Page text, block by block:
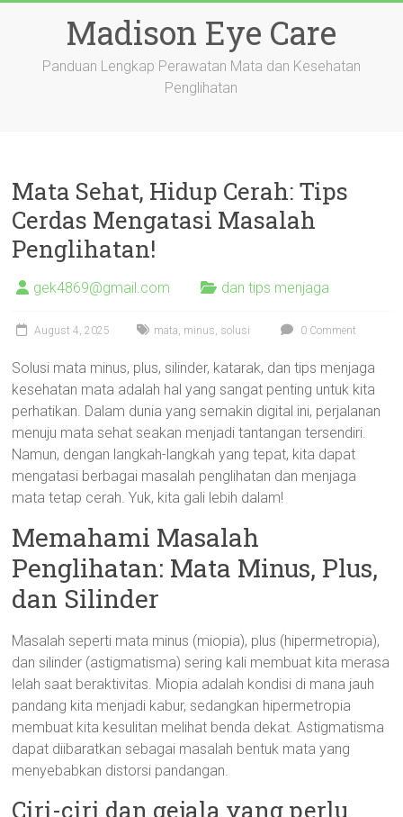
Madison Eye Care
Panduan Lengkap Perawatan Mata dan Kesehatan
Penglihatan
Mata Sehat, Hidup Cerah: Tips
Cerdas Mengatasi Masalah
Penglihatan!
gek4869@gmail.com dan tips menjaga
August 4, 2025 mata, minus, solusi 0 Comment
Solusi mata minus, plus, silinder, katarak, dan tips menjaga
kesehatan mata adalah hal yang sangat penting untuk kita
perhatikan. Dalam dunia yang semakin digital ini, perjalanan
menuju mata sehat seakan menjadi tantangan tersendiri.
Namun, dengan langkah-langkah yang tepat, kita dapat
mengatasi berbagai masalah penglihatan dan menjaga
mata tetap cerah. Yuk, kita gali lebih dalam!
Memahami Masalah
Penglihatan: Mata Minus, Plus,
dan Silinder
Masalah seperti mata minus (miopia), plus (hipermetropia),
dan silinder (astigmatisma) sering kali membuat kita merasa
lelah saat beraktivitas. Miopia adalah kondisi di mana jauh
pandang kita menjadi kabur, sedangkan hipermetropia
membuat kita kesulitan melihat benda dekat. Astigmatisma
dapat diibaratkan sebagai masalah bentuk mata yang
menyebabkan distorsi pandangan.
Ciri-ciri dan gejala yang perlu